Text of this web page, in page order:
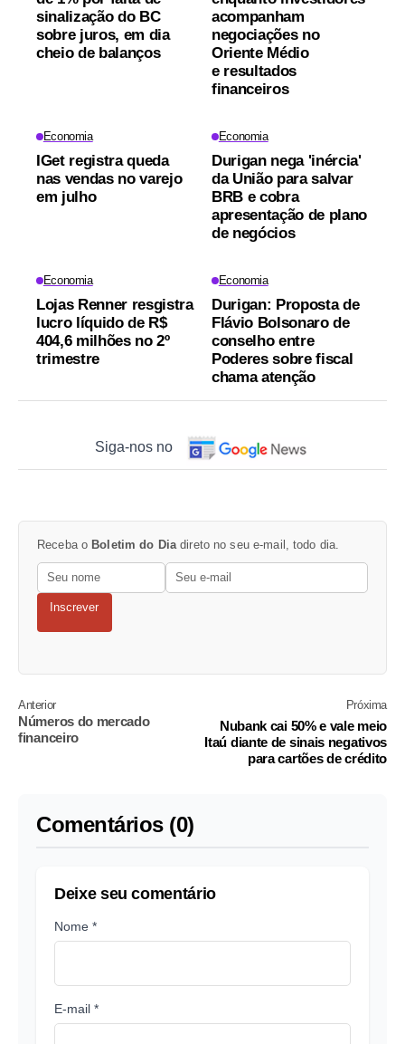
sinalização do BC
sobre juros, em dia
cheio de balanços
acompanham
negociações no
Oriente Médio
e resultados
financeiros
Economia
IGet registra queda
nas vendas no varejo
em julho
Economia
Durigan nega 'inércia'
da União para salvar
BRB e cobra
apresentação de plano
de negócios
Economia
Lojas Renner resgistra
lucro líquido de R$
404,6 milhões no 2º
trimestre
Economia
Durigan: Proposta de
Flávio Bolsonaro de
conselho entre
Poderes sobre fiscal
chama atenção
Siga-nos no
Receba o Boletim do Diadireto no seu e-mail, todo dia.
Inscrever
Anterior
Números do mercado
financeiro
Próxima
Nubank cai 50% e vale meio
Itaú diante de sinais negativos
para cartões de crédito
Comentários (0)
Deixe seu comentário
Nome *
E-mail *